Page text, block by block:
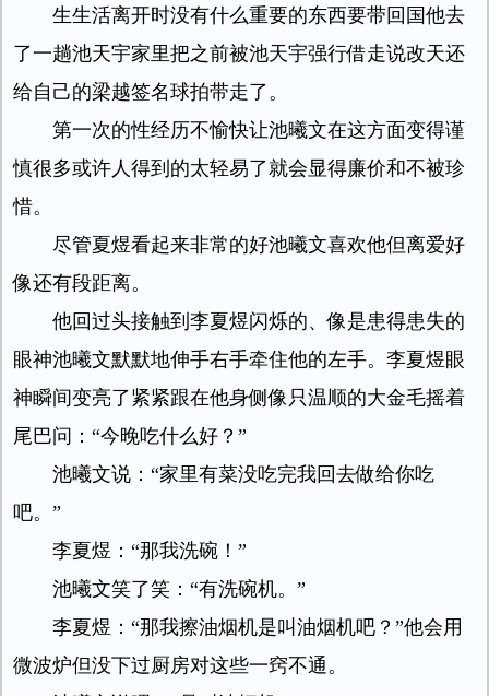
生生活离开时没有什么重要的东西要带回国他去
了一趟池天宇家里把之前被池天宇强行借走说改天还
给自己的梁越签名球拍带走了。
第一次的性经历不愉快让池曦文在这方面变得谨
慎很多或许人得到的太轻易了就会显得廉价和不被珍
惜。
尽管夏煜看起来非常的好池曦文喜欢他但离爱好
像还有段距离。
他回过头接触到李夏煜闪烁的、像是患得患失的
眼神池曦文默默地伸手右手牵住他的左手。李夏煜眼
神瞬间变亮了紧紧跟在他身侧像只温顺的大金毛摇着
尾巴问：“今晚吃什么好？”
池曦文说：“家里有菜没吃完我回去做给你吃
吧。”
李夏煜：“那我洗碗！”
池曦文笑了笑：“有洗碗机。”
李夏煜：“那我擦油烟机是叫油烟机吧？”他会用
微波炉但没下过厨房对这些一窍不通。